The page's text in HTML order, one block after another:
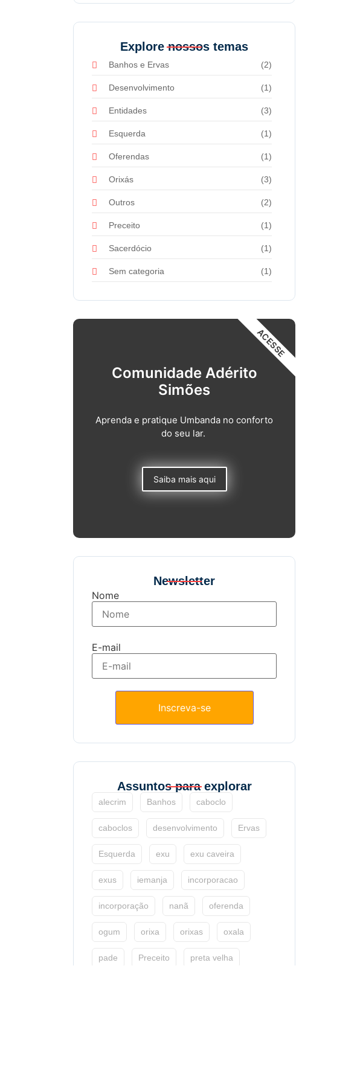
Explore nossos temas
Banhos e Ervas (2)
Desenvolvimento (1)
Entidades (3)
Esquerda (1)
Oferendas (1)
Orixás (3)
Outros (2)
Preceito (1)
Sacerdócio (1)
Sem categoria (1)
Comunidade Adérito
Simões
Aprenda e pratique Umbanda no conforto
do seu lar.
Saiba mais aqui
ACESSE
Newsletter
Nome
E-mail
Assuntos para explorar
alecrim Banhos caboclo
caboclos desenvolvimento Ervas
Esquerda exu exu caveira
exus iemanja incorporacao
incorporação nanã oferenda
ogum orixa orixas oxala
pade Preceito preta velha